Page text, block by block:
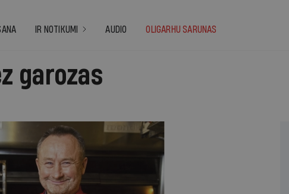
IR NOTIKUMI AUDIO OLIGARHU SARUNAS
garozas